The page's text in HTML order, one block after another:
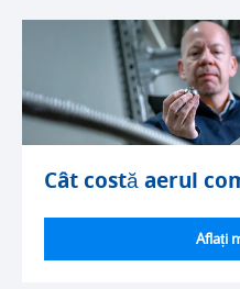
Cât costă aerul
Aflați